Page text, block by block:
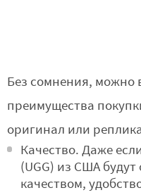
Без сомнения, можно
преимущества
оригинал или
Качество. Даже
(UGG) из США
качеством,